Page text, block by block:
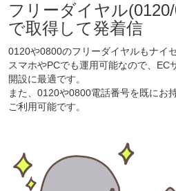
フリーダイヤル
で取得して発着信
0120や0800のフリーダイヤルもナイ
スマホやPCでも運用可能なので、EC
開設に最適です。
また、0120や0800電話番号を既にお
ご利用可能です。